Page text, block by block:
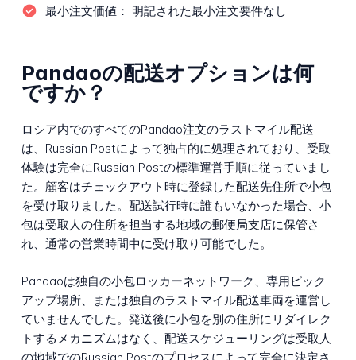
最小注文価値： 明記された最小注文要件なし
Pandaoの配送オプションは何
ですか？
ロシア内でのすべてのPandao注文のラストマイル配送
は、Russian Postによって独占的に処理されており、受取
体験は完全にRussian Postの標準運営手順に従っていまし
た。顧客はチェックアウト時に登録した配送先住所で小包
を受け取りました。配送試行時に誰もいなかった場合、小
包は受取人の住所を担当する地域の郵便局支店に保管さ
れ、通常の営業時間中に受け取り可能でした。
Pandaoは独自の小包ロッカーネットワーク、専用ピック
アップ場所、または独自のラストマイル配送車両を運営し
ていませんでした。発送後に小包を別の住所にリダイレク
トするメカニズムはなく、配送スケジューリングは受取人